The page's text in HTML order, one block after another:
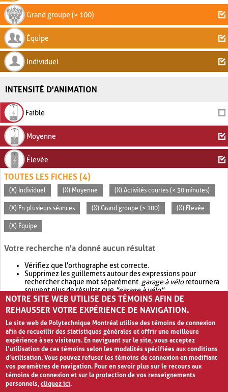
Grand groupe (> 100)
Équipe
Individuel
INTENSITÉ D'ANIMATION
Faible
Moyenne
Élevée
TOUTES LES FICHES (4)
(X) Individuel (X) Moyenne (X) Activités courtes (< 30 minutes)
(X) En plusieurs séances (X) Grand groupe (> 100) (X) Élevée
(X) Équipe
Votre recherche n'a donné aucun résultat
Vérifiez que l'orthographe est correcte.
Supprimez les guillemets autour des expressions pour
rechercher chaque mot séparément. garage à véloretournera
souvent plus de résultat que"garage à vélo".
Envisagez d'élargir votre recherche avec OR.garage OR vélo
retournera souvent plus de résultat quegarage à vélo
NOTRE SITE WEB UTILISE DES TÉMOINS AFIN DE
REHAUSSER VOTRE EXPÉRIENCE DE NAVIGATION.
Le site web de Polytechnique Montréal utilise des témoins de connexion
afin de recueillir des statistiques générales et offrir une meilleure
expérience à ses visiteurs. En naviguant sur le site, vous acceptez
l’utilisation de ces témoins selon les modalités spécifiées aux conditions
d’utilisation. Vous pouvez refuser les témoins de connexion en modifiant
vos paramètres de navigation. Pour en savoir plus sur le recours aux
témoins de connexion et sur la protection de vos renseignements
personnels,cliquez ici.